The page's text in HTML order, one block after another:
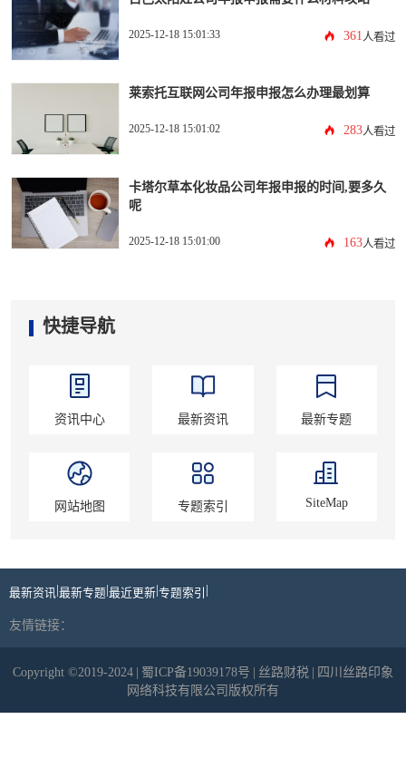
2025-12-18 15:01:33 361 人看过
莱索托互联网公司年报申报怎么办理最划算
2025-12-18 15:01:02 283人看过
卡塔尔草本化妆品公司年报申报的时间,要多久
呢
2025-12-18 15:01:00 163人看过
快捷导航
资讯中心 最新资讯 最新专题
网站地图 专题索引 SiteMap
最新资讯 |最新专题|最近更新|专题索引 |
友情链接：
Copyright ©2019-2024 | 蜀ICP备19039178号 | 丝路财税 | 四川丝路印象
网络科技有限公司版权所有